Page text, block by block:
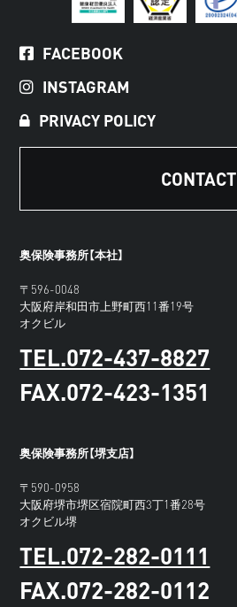
FACEBOOK
INSTAGRAM
PRIVACY POLICY
CONTACT
奥保険事務所【本社】
〒596-0048
大阪府岸和田市上野町西11番19号
オクビル
TEL.072-437-8827
FAX.072-423-1351
奥保険事務所【堺支店】
〒590-0958
大阪府堺市堺区宿院町西3丁1番28号
オクビル堺
TEL.072-282-0111
FAX.072-282-0112